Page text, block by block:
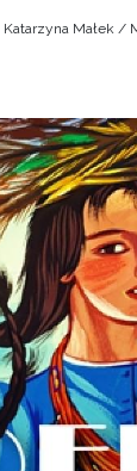
Katarzyna Małek